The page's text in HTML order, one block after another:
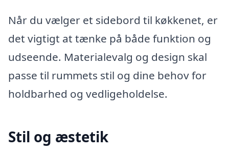
Når du vælger et sidebord til køkkenet, er
det vigtigt at tænke på både funktion og
udseende. Materialevalg og design skal
passe til rummets stil og dine behov for
holdbarhed og vedligeholdelse.
Stil og æstetik